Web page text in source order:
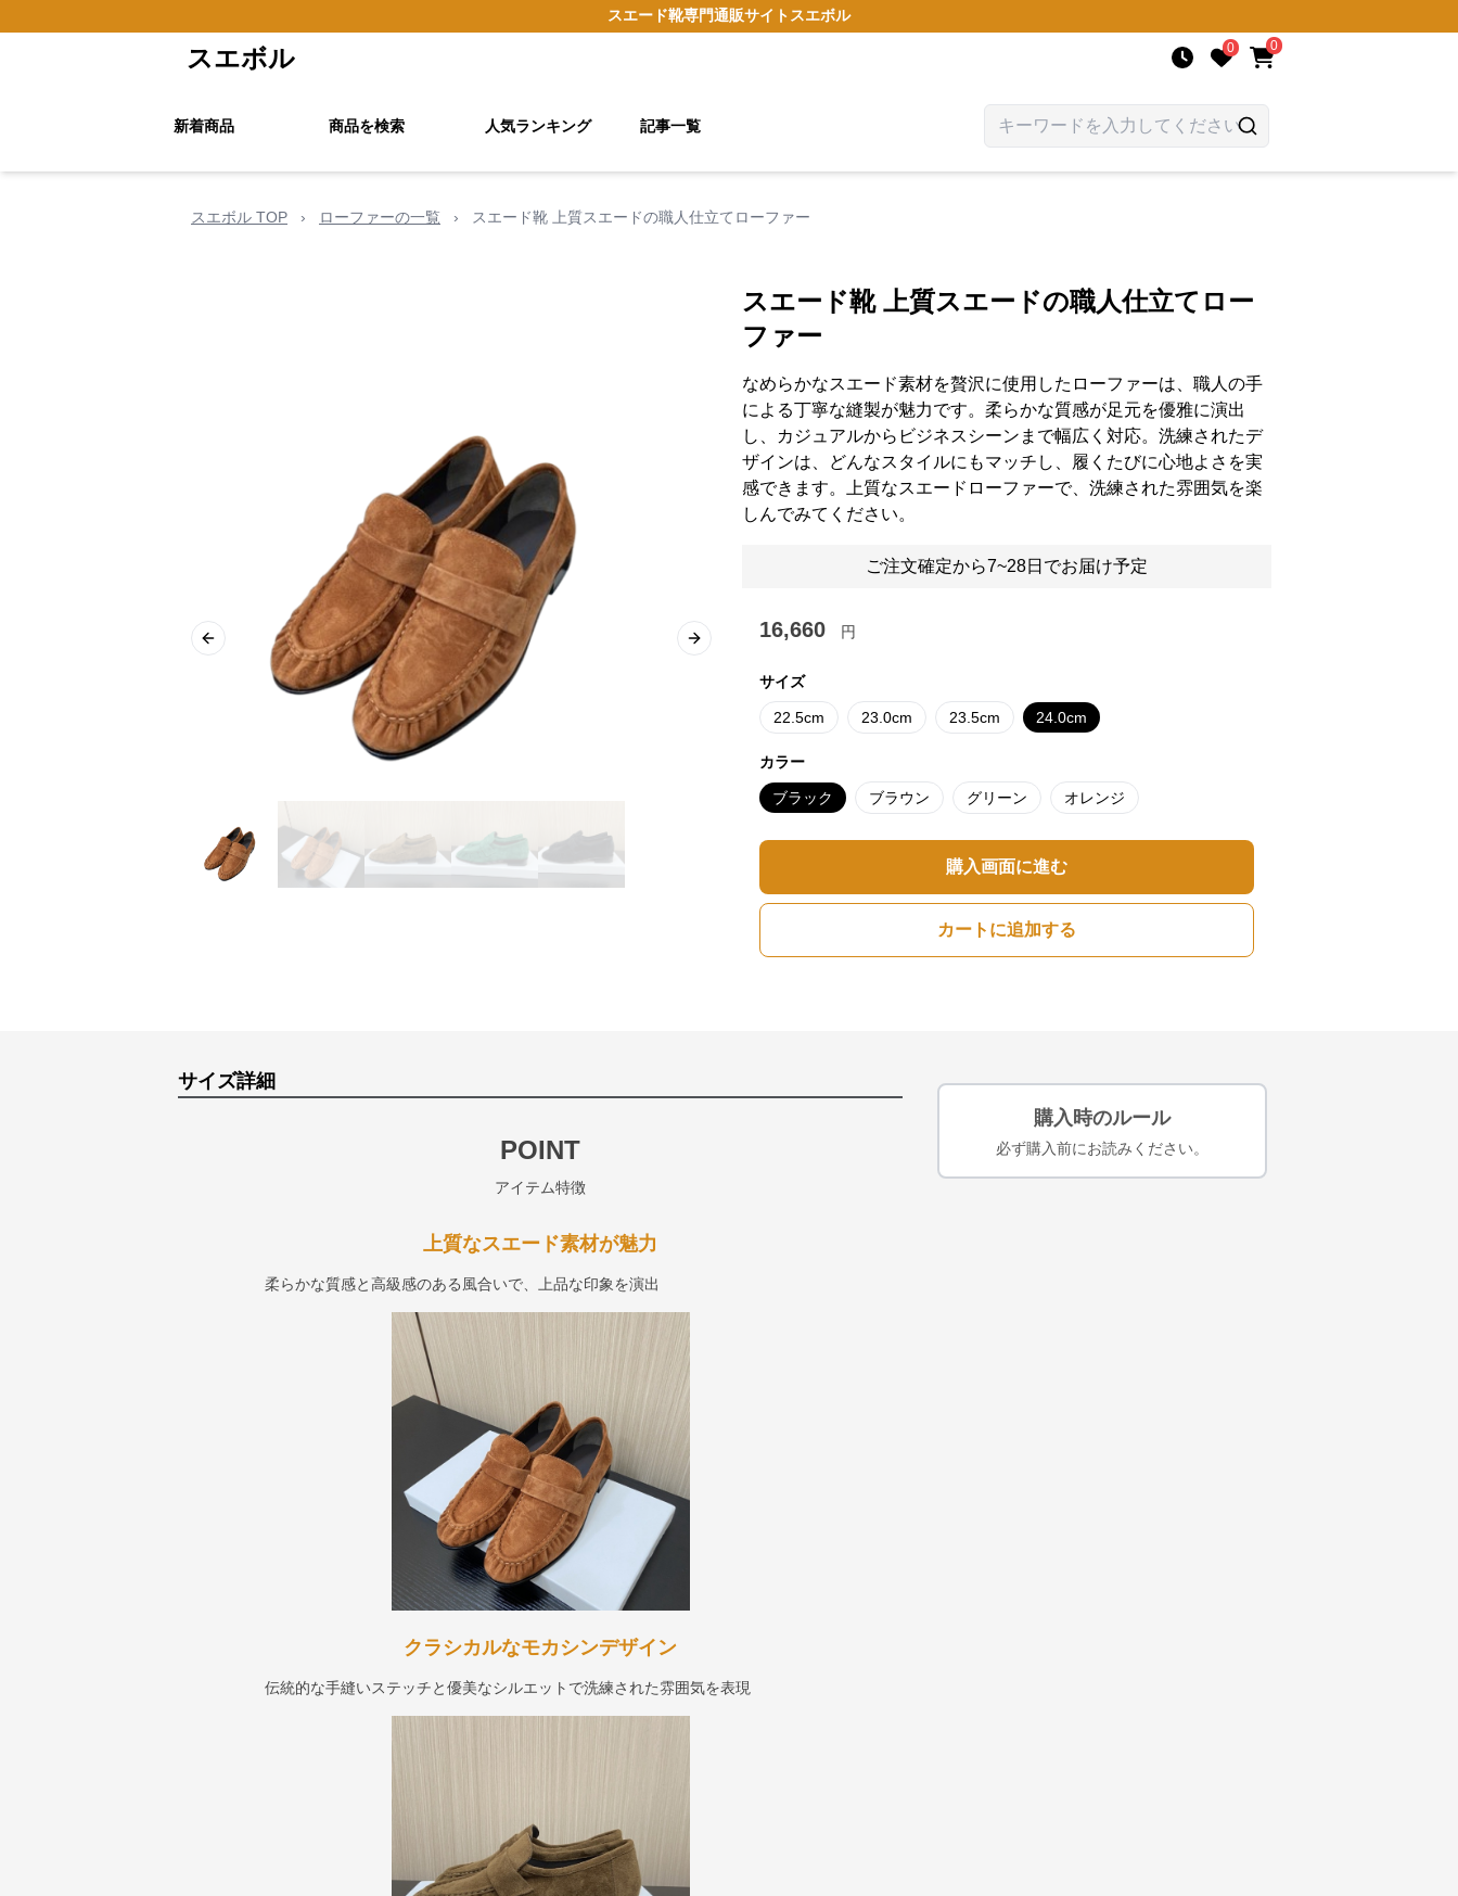
スエード靴専門通販サイト スエボル
スエボル 0 0
新着商品 商品を検索 人気ランキング 記事一覧
スエボル TOP › ローファーの一覧 › スエード靴 上質スエードの職人仕立てローファー
Previous slide Next slide
スエード靴 上質スエードの職人仕立てロー
ファー
なめらかなスエード素材を贅沢に使用したローファーは、職人の手
による丁寧な縫製が魅力です。柔らかな質感が足元を優雅に演出
し、カジュアルからビジネスシーンまで幅広く対応。洗練されたデ
ザインは、どんなスタイルにもマッチし、履くたびに心地よさを実
感できます。上質なスエードローファーで、洗練された雰囲気を楽
しんでみてください。
ご注文確定から7~28日でお届け予定
16,660 円
サイズ
22.5cm 23.0cm 23.5cm 24.0cm
カラー
ブラック ブラウン グリーン オレンジ
購入画面に進む
カートに追加する
サイズ詳細
POINT
アイテム特徴
上質なスエード素材が魅力
柔らかな質感と高級感のある風合いで、上品な印象を演出
クラシカルなモカシンデザイン
伝統的な手縫いステッチと優美なシルエットで洗練された雰囲気を表現
購入時のルール
必ず購入前にお読みください。